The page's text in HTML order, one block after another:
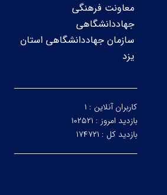
معاونت فرهنگی
جهاددانشگاهی
سازمان جهاددانشگاهی استان
یزد
کاربران آنلاین : ۱
بازدید امروز : ۱۰۲۵۲۱
بازدید کل : ۱۷۴۷۲۱